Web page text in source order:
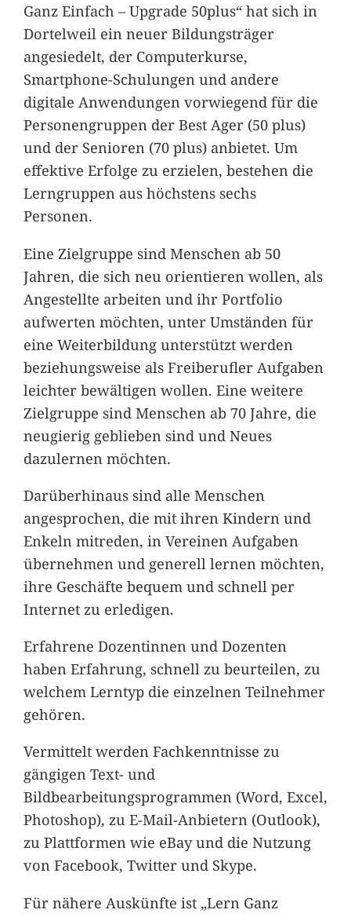
Ganz Einfach – Upgrade 50plus“ hat sich in
Dortelweil ein neuer Bildungsträger
angesiedelt, der Computerkurse,
Smartphone-Schulungen und andere
digitale Anwendungen vorwiegend für die
Personengruppen der Best Ager (50 plus)
und der Senioren (70 plus) anbietet. Um
effektive Erfolge zu erzielen, bestehen die
Lerngruppen aus höchstens sechs
Personen.
Eine Zielgruppe sind Menschen ab 50
Jahren, die sich neu orientieren wollen, als
Angestellte arbeiten und ihr Portfolio
aufwerten möchten, unter Umständen für
eine Weiterbildung unterstützt werden
beziehungsweise als Freiberufler Aufgaben
leichter bewältigen wollen. Eine weitere
Zielgruppe sind Menschen ab 70 Jahre, die
neugierig geblieben sind und Neues
dazulernen möchten.
Darüberhinaus sind alle Menschen
angesprochen, die mit ihren Kindern und
Enkeln mitreden, in Vereinen Aufgaben
übernehmen und generell lernen möchten,
ihre Geschäfte bequem und schnell per
Internet zu erledigen.
Erfahrene Dozentinnen und Dozenten
haben Erfahrung, schnell zu beurteilen, zu
welchem Lerntyp die einzelnen Teilnehmer
gehören.
Vermittelt werden Fachkenntnisse zu
gängigen Text- und
Bildbearbeitungsprogrammen (Word, Excel,
Photoshop), zu E-Mail-Anbietern (Outlook),
zu Plattformen wie eBay und die Nutzung
von Facebook, Twitter und Skype.
Für nähere Auskünfte ist „Lern Ganz